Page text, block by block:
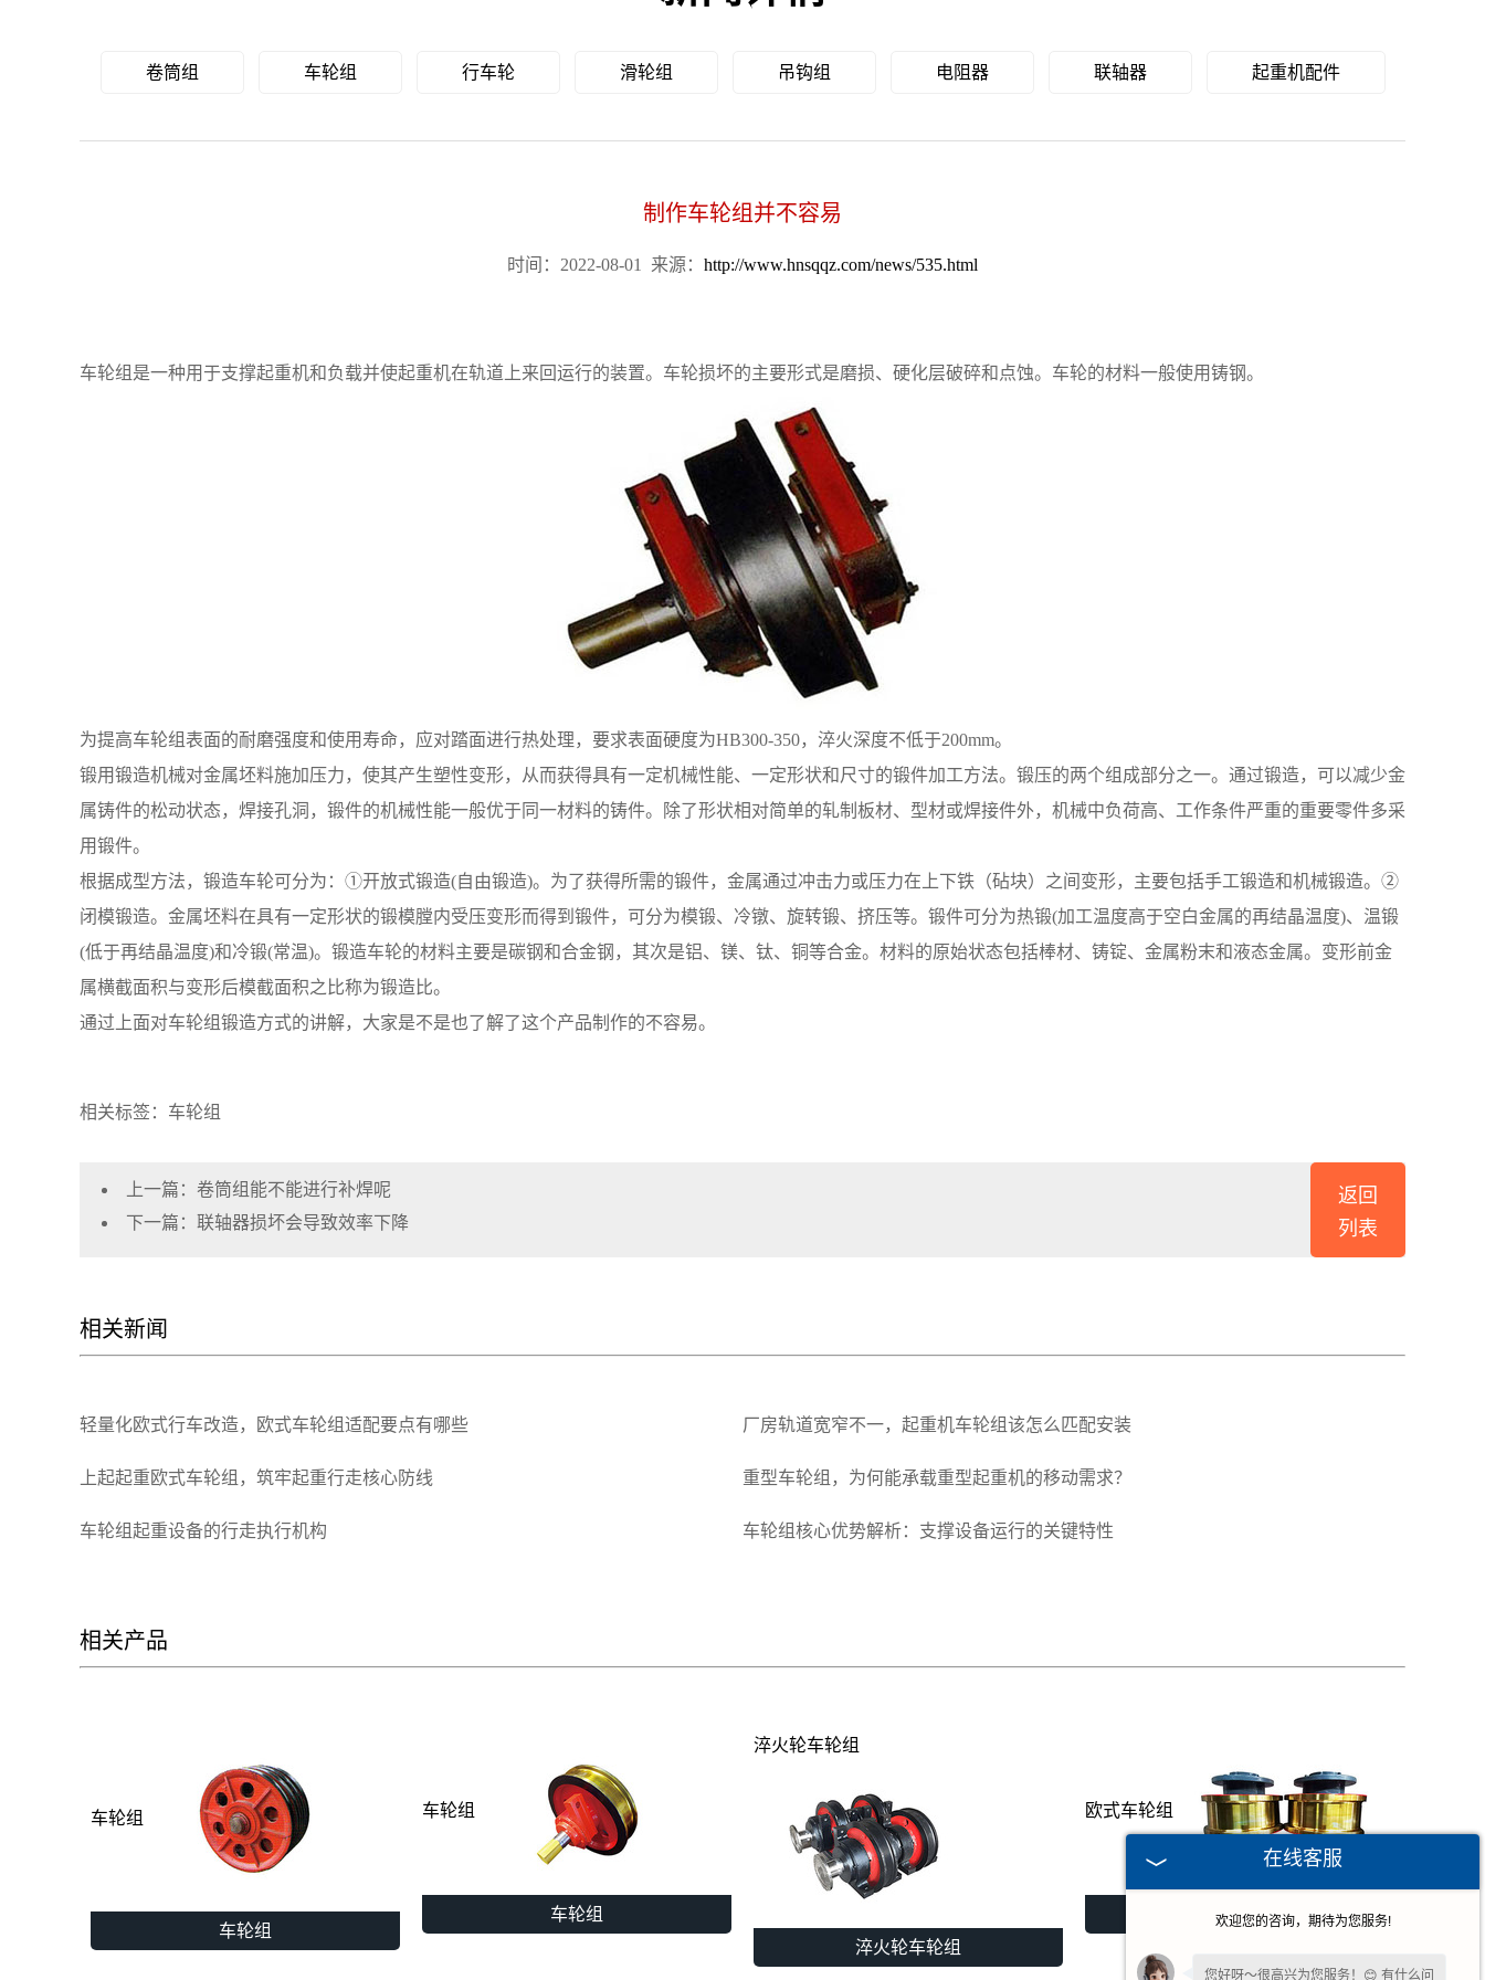
卷筒组 车轮组 行车轮 滑轮组 吊钩组 电阻器 联轴器 起重机配件
制作车轮组并不容易
时间：2022-08-01 来源： http://www.hnsqqz.com/news/535.html
车轮组是一种用于支撑起重机和负载并使起重机在轨道上来回运行的装置。车轮损坏的主要形式是磨损、硬化层破碎和点蚀。车轮的材料一般使用铸钢。
为提高车轮组表面的耐磨强度和使用寿命，应对踏面进行热处理，要求表面硬度为HB300-350，淬火深度不低于200mm。
锻用锻造机械对金属坯料施加压力，使其产生塑性变形，从而获得具有一定机械性能、一定形状和尺寸的锻件加工方法。锻压的两个组成部分之一。通过锻造，可以减少金
属铸件的松动状态，焊接孔洞，锻件的机械性能一般优于同一材料的铸件。除了形状相对简单的轧制板材、型材或焊接件外，机械中负荷高、工作条件严重的重要零件多采
用锻件。
根据成型方法，锻造车轮可分为：①开放式锻造(自由锻造)。为了获得所需的锻件，金属通过冲击力或压力在上下铁（砧块）之间变形，主要包括手工锻造和机械锻造。②
闭模锻造。金属坯料在具有一定形状的锻模膛内受压变形而得到锻件，可分为模锻、冷镦、旋转锻、挤压等。锻件可分为热锻(加工温度高于空白金属的再结晶温度)、温锻
(低于再结晶温度)和冷锻(常温)。锻造车轮的材料主要是碳钢和合金钢，其次是铝、镁、钛、铜等合金。材料的原始状态包括棒材、铸锭、金属粉末和液态金属。变形前金
属横截面积与变形后模截面积之比称为锻造比。
通过上面对车轮组锻造方式的讲解，大家是不是也了解了这个产品制作的不容易。
相关标签：车轮组
上一篇： 卷筒组能不能进行补焊呢
下一篇： 联轴器损坏会导致效率下降
返回
列表
相关新闻
轻量化欧式行车改造，欧式车轮组适配要点有哪些 厂房轨道宽窄不一，起重机车轮组该怎么匹配安装
上起起重欧式车轮组，筑牢起重行走核心防线 重型车轮组，为何能承载重型起重机的移动需求？
车轮组起重设备的行走执行机构 车轮组核心优势解析：支撑设备运行的关键特性
相关产品
车轮组
车轮组
车轮组
车轮组
淬火轮车轮组
淬火轮车轮组
欧式车轮组
欧式车轮组
在线客服
欢迎您的咨询，期待为您服务!
您好呀～很高兴为您服务！😊 有什么问